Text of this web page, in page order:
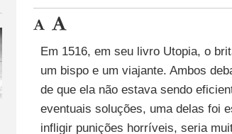
Em 1516, em seu livro Utopia, o
um bispo e um viajante. Ambos
de que ela não estava sendo
eventuais soluções, uma delas foi
infligir punições horríveis, seria